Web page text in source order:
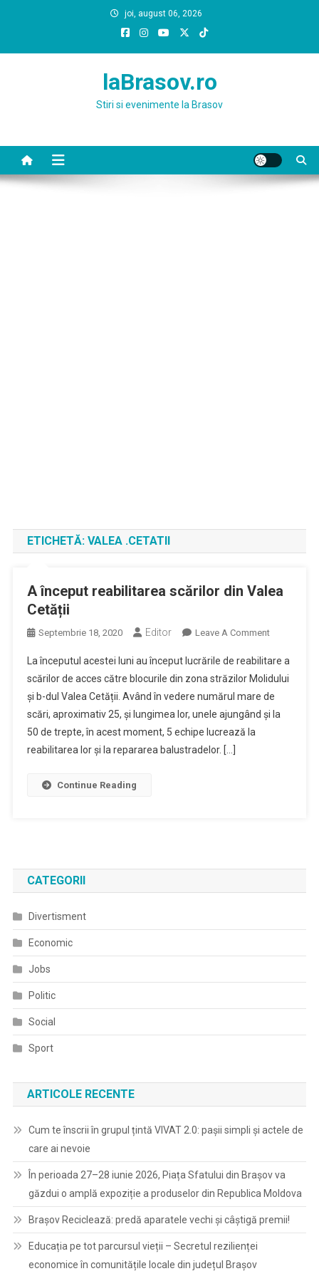
joi, august 06, 2026
laBrasov.ro
Stiri si evenimente la Brasov
ETICHETĂ: VALEA .CETATII
A început reabilitarea scărilor din Valea
Cetății
Septembrie 18, 2020 Editor Leave A CommentOn
Început
Reabilitarea
Scărilor
Din
La începutul acestei luni au început lucrările de reabilitare a
scărilor de acces către blocurile din zona străzilor Molidului
și b-dul Valea Cetății. Având în vedere numărul mare de
scări, aproximativ 25, și lungimea lor, unele ajungând și la
50 de trepte, în acest moment, 5 echipe lucrează la
reabilitarea lor și la repararea balustradelor. […]
Continue Reading
CATEGORII
Divertisment
Economic
Jobs
Politic
Social
Sport
ARTICOLE RECENTE
Cum te înscrii în grupul țintă VIVAT 2.0: pașii simpli și actele de
care ai nevoie
În perioada 27–28 iunie 2026, Piața Sfatului din Brașov va
găzdui o amplă expoziție a produselor din Republica Moldova
Brașov Reciclează: predă aparatele vechi și câștigă premii!
Educația pe tot parcursul vieții – Secretul rezilienței
economice în comunitățile locale din județul Brașov